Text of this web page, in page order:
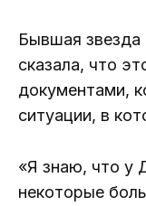
Бывшая звезда
сказала, что
документами,
ситуации, в
«Я знаю, что у
некоторые